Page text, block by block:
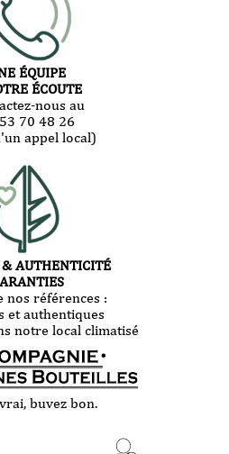
ÉQUIPE
ÉCOUTE
nous au
70 48 26
appel local)
AUTHENTICITÉ
nos références :
et authentiques
notre local climatisé
buvez bon.